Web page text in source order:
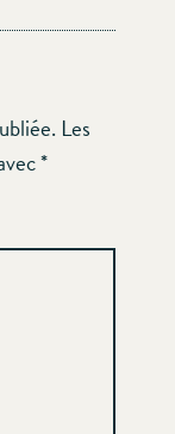
Les
*